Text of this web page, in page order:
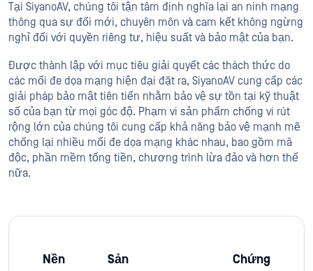
Tại SiyanoAV, chúng tôi tận tâm định nghĩa lại an ninh mạng
thông qua sự đổi mới, chuyên môn và cam kết không ngừng
nghỉ đối với quyền riêng tư, hiệu suất và bảo mật của bạn.
Được thành lập với mục tiêu giải quyết các thách thức do
các mối đe dọa mạng hiện đại đặt ra, SiyanoAV cung cấp các
giải pháp bảo mật tiên tiến nhằm bảo vệ sự tồn tại kỹ thuật
số của bạn từ mọi góc độ. Phạm vi sản phẩm chống vi rút
rộng lớn của chúng tôi cung cấp khả năng bảo vệ mạnh mẽ
chống lại nhiều mối đe dọa mạng khác nhau, bao gồm mã
độc, phần mềm tống tiền, chương trình lừa đảo và hơn thế
nữa.
Nền
Sản
Chứng